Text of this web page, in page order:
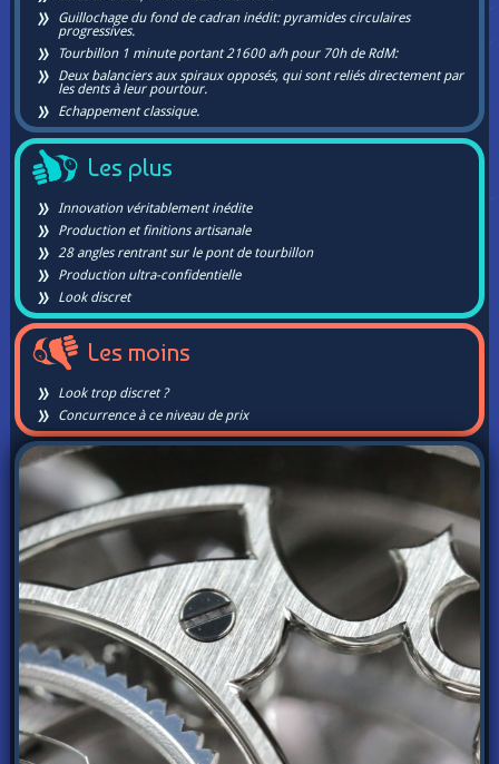
Guillochage du fond de cadran inédit: pyramides circulaires
progressives.
Tourbillon 1 minute portant 21600 a/h pour 70h de RdM:
Deux balanciers aux spiraux opposés, qui sont reliés directement par
les dents à leur pourtour.
Echappement classique.
Les plus
Innovation véritablement inédite
Production et finitions artisanale
28 angles rentrant sur le pont de tourbillon
Production ultra-confidentielle
Look discret
Les moins
Look trop discret ?
Concurrence à ce niveau de prix